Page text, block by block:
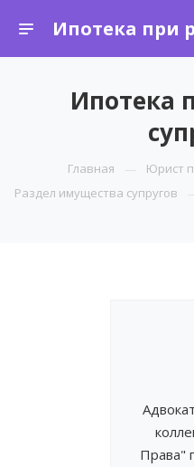
Ипотека
Главная
Юрист
Раздел имущества супругов
Права"